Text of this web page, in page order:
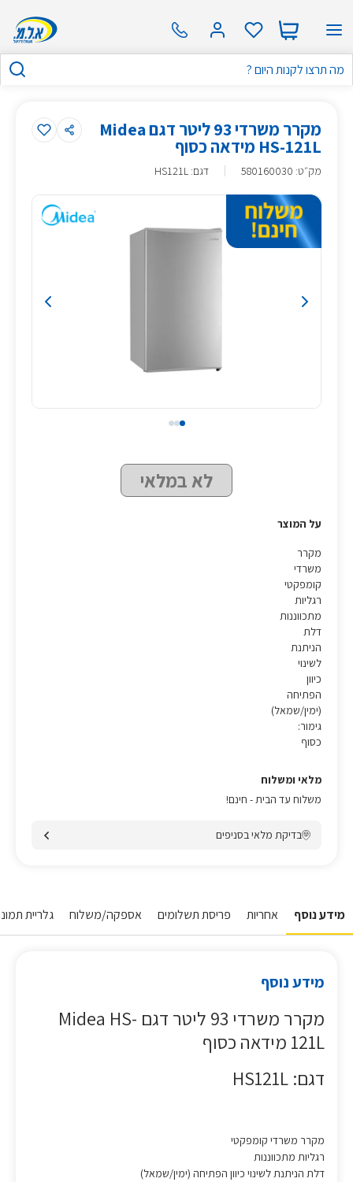
מקרר משרדי 93 ליטר דגם Midea
HS-121L מידאה כסוף
מק״ט:
580160030 דגם: HS121L
לא במלאי
על המוצר
מקרר
משרדי
קומפקטי
רגליות
מתכווננות
דלת
הניתנת
לשינוי
כיוון
הפתיחה
(ימין/שמאל)
גימור:
כסוף
מלאי ומשלוח
משלוח עד הבית - חינם!
בדיקת מלאי בסניפים
מידע נוסף אחריות פריסת תשלומים אספקה/משלוח גלריית
מידע נוסף
מקרר משרדי 93 ליטר דגם Midea HS-
121L מידאה כסוף
דגם: HS121L
מקרר משרדי קומפקטי
רגליות מתכווננות
דלת הניתנת לשינוי כיוון הפתיחה (ימין/שמאל)